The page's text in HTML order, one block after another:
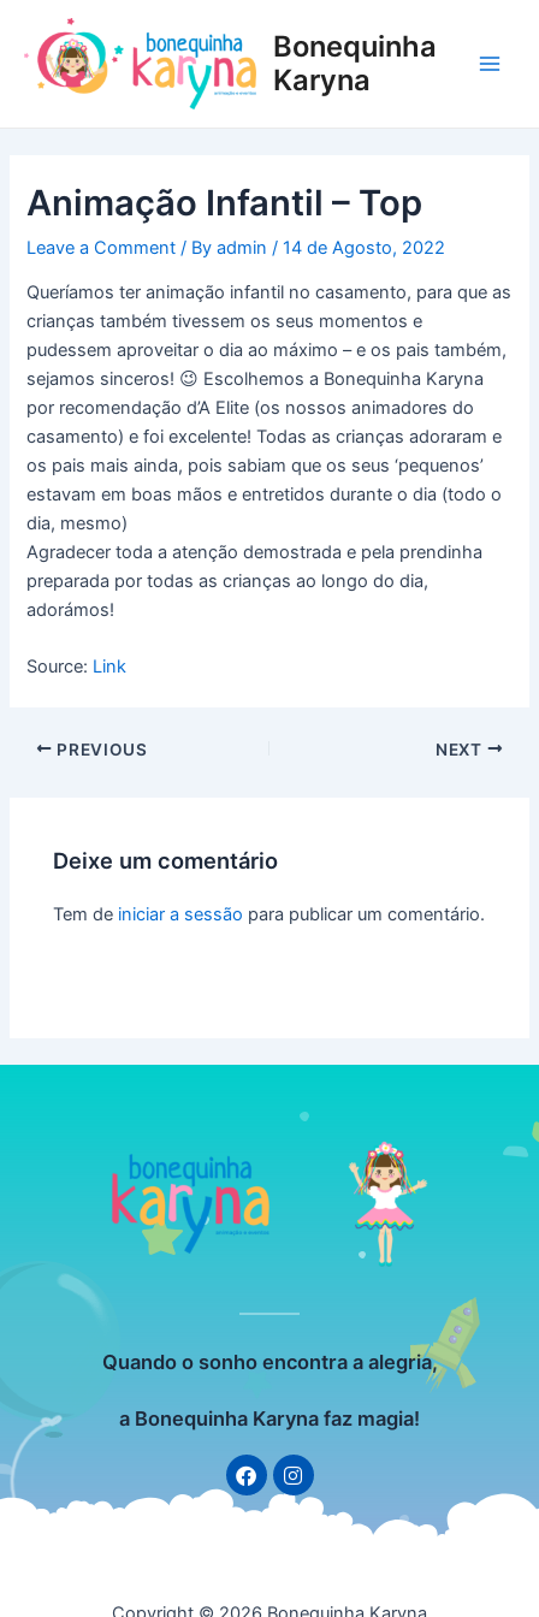
content
Bonequinha
Karyna
Animação Infantil – Top
Leave a Comment / Byadmin /14 de Agosto, 2022
Queríamos ter animação infantil no casamento, para que as
crianças também tivessem os seus momentos e
pudessem aproveitar o dia ao máximo – e os pais também,
sejamos sinceros! 😉 Escolhemos a Bonequinha Karyna
por recomendação d’A Elite (os nossos animadores do
casamento) e foi excelente! Todas as crianças adoraram e
os pais mais ainda, pois sabiam que os seus ‘pequenos’
estavam em boas mãos e entretidos durante o dia (todo o
dia, mesmo)
Agradecer toda a atenção demostrada e pela prendinha
preparada por todas as crianças ao longo do dia,
adorámos!
Source: Link
navigation
PREVIOUS NEXT
Deixe um comentário
Tem de iniciar a sessão para publicar um comentário.
Quando o sonho encontra a alegria,
a Bonequinha Karyna faz magia!
F
a
c
k
I
n
s
a